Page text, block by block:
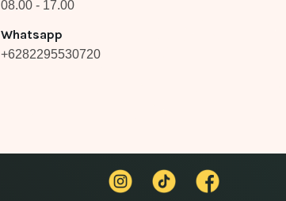
08.00 - 17.00
Whatsapp
+6282295530720